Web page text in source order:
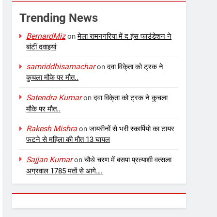
Trending News
BernardMizonमेला रामनगरिया में द हंस फाउंडेशन ने
बांटीं दवाइयां
samriddhisamacharonदवा विके्ता को ट्रक ने
कुचला मौके पर मौत..
Satendra Kumaronदवा विके्ता को ट्रक ने कुचला
मौके पर मौत..
Rakesh Mishra onजायरीनों से भरी स्कार्पियो का टायर
फटने से महिला की मौत 13 घायल
Sajjan Kumaronचौथे चरण में बसपा प्रत्याशी वत्सला
अग्रवाल 1785 मतों से आगे….